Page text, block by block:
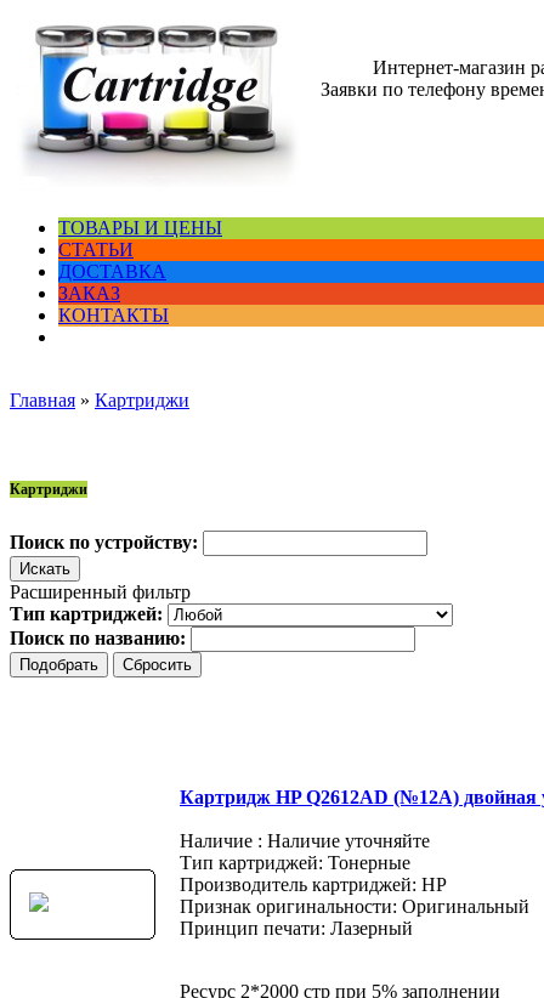
Интернет-магазин
Заявки по телефону
ТОВАРЫ И ЦЕНЫ
СТАТЬИ
ДОСТАВКА
ЗАКАЗ
КОНТАКТЫ
Главная » Картриджи
Картриджи
Поиск по устройству:
Расширенный фильтр
Тип картриджей:
Поиск по названию:
Картридж HP Q2612AD (№12A) двойная
Наличие : Наличие уточняйте
Тип картриджей: Тонерные
Производитель картриджей: HP
Признак оригинальности: Оригинальный
Принцип печати: Лазерный
Ресурс 2*2000 стр при 5% заполнении